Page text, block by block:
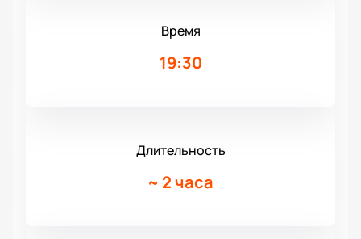
Время
19:30
Длительность
~ 2 часа